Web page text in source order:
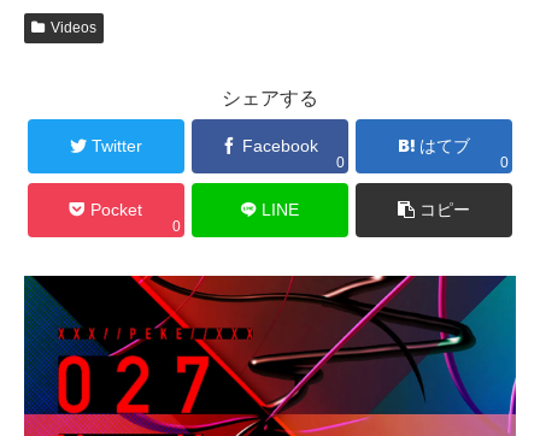
Videos
シェアする
Twitter Facebook
0
はてブ
0
Pocket
0
LINE コピー